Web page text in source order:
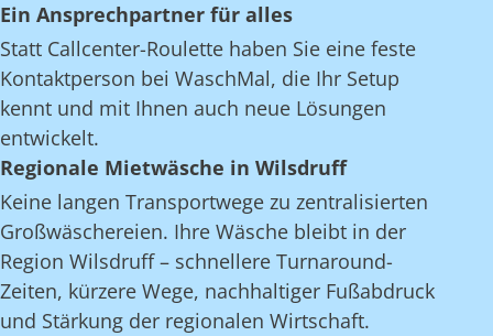
Ein Ansprechpartner für alles
Statt Callcenter-Roulette haben Sie eine feste
Kontaktperson bei WaschMal, die Ihr Setup
kennt und mit Ihnen auch neue Lösungen
entwickelt.
Regionale Mietwäsche in Wilsdruff
Keine langen Transportwege zu zentralisierten
Großwäschereien. Ihre Wäsche bleibt in der
Region Wilsdruff – schnellere Turnaround-
Zeiten, kürzere Wege, nachhaltiger Fußabdruck
und Stärkung der regionalen Wirtschaft.